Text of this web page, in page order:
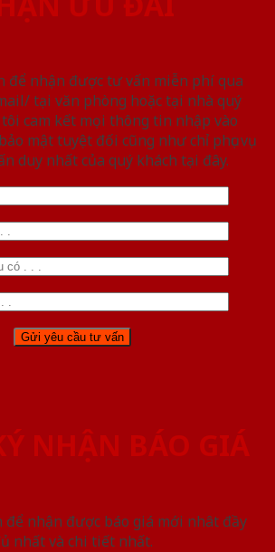
để nhận được tư vấn miễn phí qua
tại văn phòng hoặc tại nhà quý
tôi cam kết mọi thông tin nhập vào
mật tuyệt đối cũng như chỉ phục vụ
duy nhất của quý khách tại đây.
NHẬN BÁO GIÁ
nhận được báo giá mới nhât đầy
nhất và chi tiết nhất.